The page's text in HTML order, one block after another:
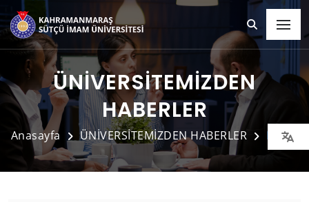
ÜNİVERSİTEMİZDEN
HABERLER
Anasayfa ÜNİVERSİTEMİZDEN HABERLER Detay